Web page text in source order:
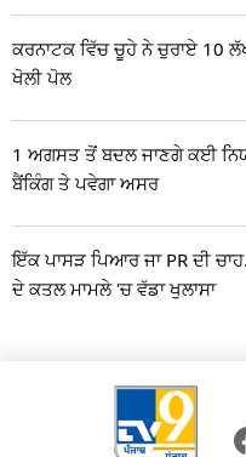
ਕਰਨਾਟਕ ਵਿੱਚ ਚੂਹੇ ਨੇ ਚੁਰਾਏ 10
ਖੋਲੀ ਪੋਲ
1 ਅਗਸਤ ਤੋਂ ਬਦਲ ਜਾਣਗੇ ਕਈ
ਬੈਂਕਿੰਗ ਤੇ ਪਵੇਗਾ ਅਸਰ
ਇੱਕ ਪਾਸੜ ਪਿਆਰ ਜਾ PR ਦੀ
ਦੇ ਕਤਲ ਮਾਮਲੇ 'ਚ ਵੱਡਾ ਖੁਲਾਸਾ